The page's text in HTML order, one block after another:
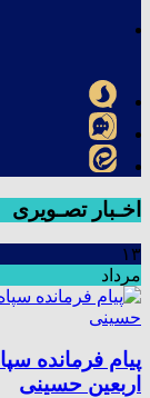
اخـبار تصـویری
۱۳
مرداد
پیام فرمانده
اربعین حسینی